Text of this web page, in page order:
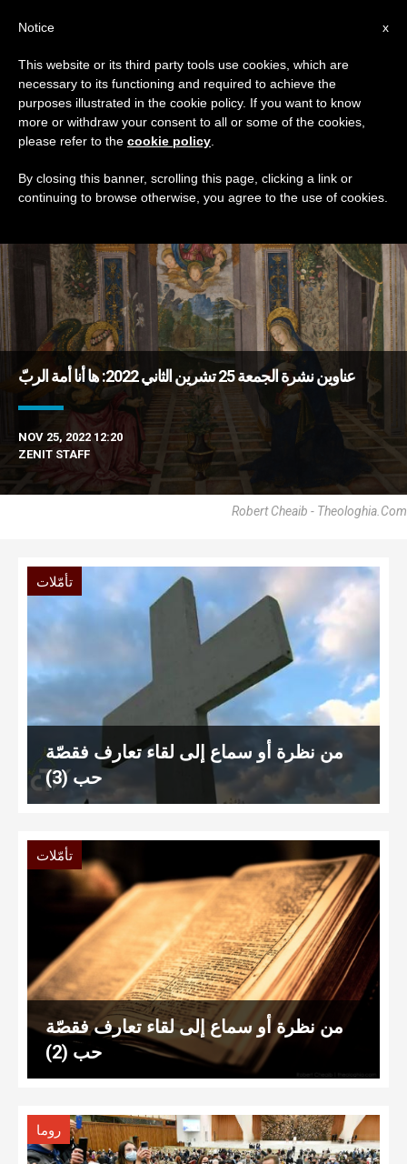
TAG
Posts Tagged ‘تعارف’
DERNIÈRES NOUVELLES
عناوين نشرة الجمعة 25 تشرين الثاني 2022: ها أنا أمة الربّ
NOV 25, 2022 12:20
ZENIT STAFF
Robert Cheaib - Theologhia.com
تأمّلات
من نظرة أو سماع إلى لقاء تعارف فقصّة
حب (3)
تأمّلات
من نظرة أو سماع إلى لقاء تعارف فقصّة
حب (2)
روما
x
Notice
This website or its third party tools use cookies, which are
necessary to its functioning and required to achieve the
purposes illustrated in the cookie policy. If you want to know
more or withdraw your consent to all or some of the cookies,
please refer to the cookie policy
By closing this banner, scrolling this page, clicking a link or
continuing to browse otherwise, you agree to the use of cookies.